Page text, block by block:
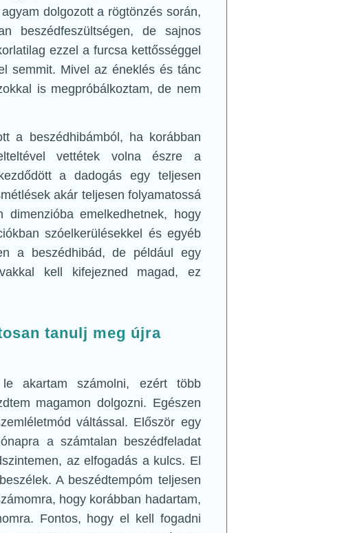
dolgozott a rögtönzés során,
beszédfeszültségen, de sajnos
ezzel a furcsa kettősséggel
semmit. Mivel az éneklés és tánc
is megpróbálkoztam, de nem
a beszédhibámból, ha korábban
vettétek volna észre a
a dadogás egy teljesen
akár teljesen folyamatossá
emelkedhetnek, hogy
szóelkerülésekkel és egyéb
a beszédhibád, de például egy
kell kifejezned magad, ez
tanulj meg újra
le akartam számolni, ezért több
magamon dolgozni. Egészen
váltással. Először egy
a számtalan beszédfeladat
az elfogadás a kulcs. El
A beszédtempóm teljesen
hogy korábban hadartam,
Fontos, hogy el kell fogadni